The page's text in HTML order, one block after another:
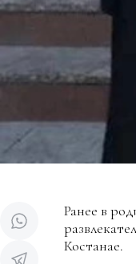
Ранее в
Костанае.